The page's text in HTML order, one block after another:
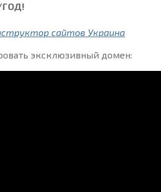
ГОД!
сайтов Украина
эксклюзивный домен: